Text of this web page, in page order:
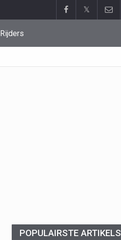
𝕏
Rijders
POPULAIRSTE ARTIKELS